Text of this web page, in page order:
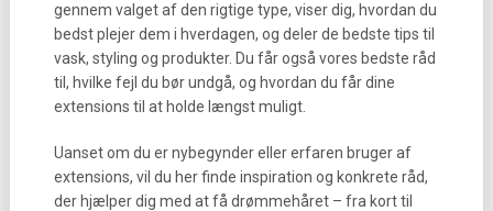
gennem valget af den rigtige type, viser dig, hvordan du
bedst plejer dem i hverdagen, og deler de bedste tips til
vask, styling og produkter. Du får også vores bedste råd
til, hvilke fejl du bør undgå, og hvordan du får dine
extensions til at holde længst muligt.
Uanset om du er nybegynder eller erfaren bruger af
extensions, vil du her finde inspiration og konkrete råd,
der hjælper dig med at få drømmehåret – fra kort til